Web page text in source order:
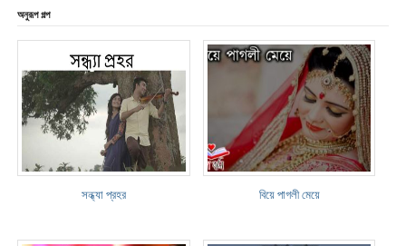
অনুরূপ গল্প
সন্ধ্যা প্রহর বিয়ে পাগলী মেয়ে